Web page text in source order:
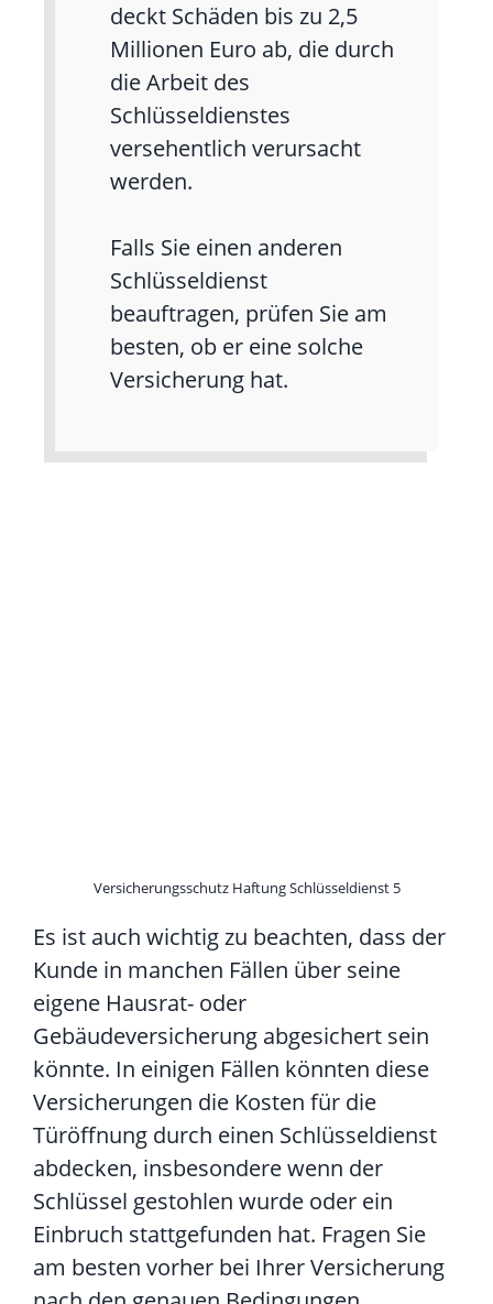
deckt Schäden bis zu 2,5
Millionen Euro ab, die durch
die Arbeit des
Schlüsseldienstes
versehentlich verursacht
werden.
Falls Sie einen anderen
Schlüsseldienst
beauftragen, prüfen Sie am
besten, ob er eine solche
Versicherung hat.
Versicherungsschutz Haftung Schlüsseldienst 5
Es ist auch wichtig zu beachten, dass der
Kunde in manchen Fällen über seine
eigene Hausrat- oder
Gebäudeversicherung abgesichert sein
könnte. In einigen Fällen könnten diese
Versicherungen die Kosten für die
Türöffnung durch einen Schlüsseldienst
abdecken, insbesondere wenn der
Schlüssel gestohlen wurde oder ein
Einbruch stattgefunden hat. Fragen Sie
am besten vorher bei Ihrer Versicherung